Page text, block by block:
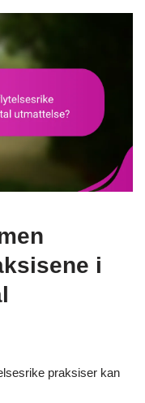
i
praksiser kan